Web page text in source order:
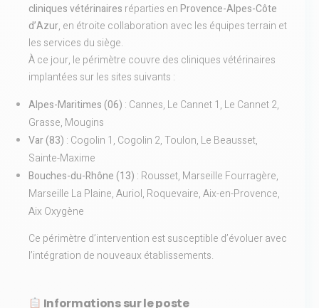
cliniques vétérinaires réparties enProvence-Alpes-Côte
d’Azur, en étroite collaboration avec les équipes terrain et
les services du siège.
À ce jour, le périmètre couvre des cliniques vétérinaires
implantées sur les sites suivants :
Alpes-Maritimes (06) : Cannes, Le Cannet 1, Le Cannet 2,
Grasse, Mougins
Var (83) : Cogolin 1, Cogolin 2, Toulon, Le Beausset,
Sainte-Maxime
Bouches-du-Rhône (13) : Rousset, Marseille Fourragère,
Marseille La Plaine, Auriol, Roquevaire, Aix-en-Provence,
Aix Oxygène
Ce périmètre d’intervention est susceptible d’évoluer avec
l’intégration de nouveaux établissements.
Informations sur le poste